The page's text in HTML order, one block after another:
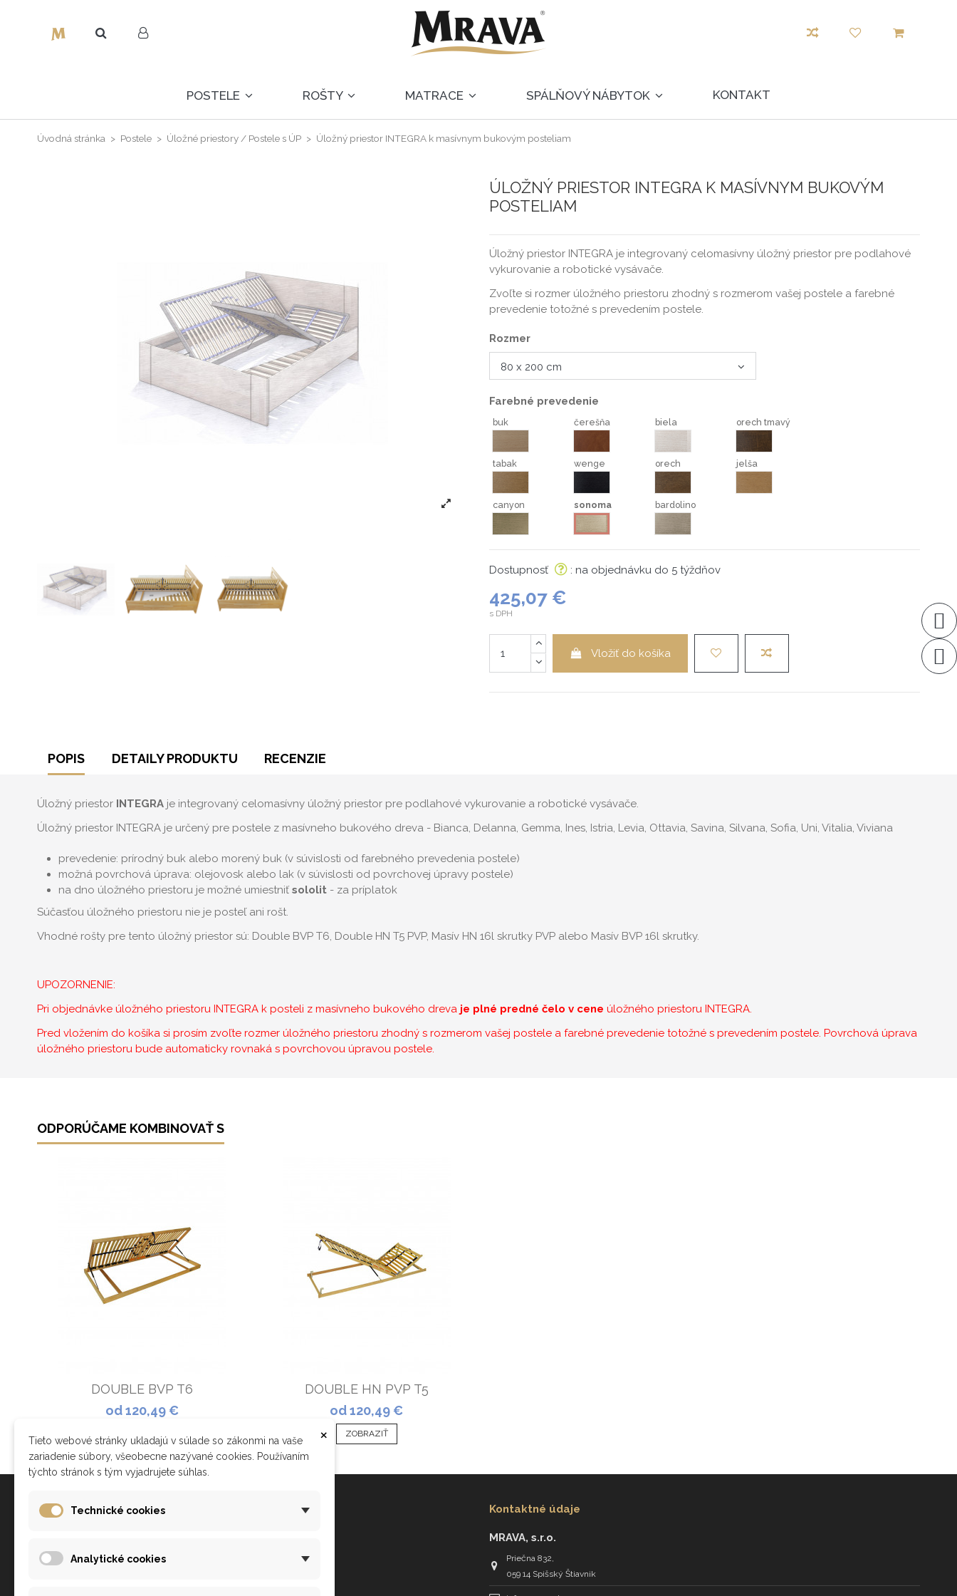
POSTELE ROŠTY MATRACE SPÁLŇOVÝ NÁBYTOK KONTAKT
Úvodná stránka Postele Úložné priestory / Postele s ÚP Úložný priestor INTEGRA k masívnym bukovým posteliam
ÚLOŽNÝ PRIESTOR INTEGRA K MASÍVNYM BUKOVÝM
POSTELIAM
Úložný priestor INTEGRA je integrovaný celomasívny úložný priestor pre podlahové
vykurovanie a robotické vysávače.
Zvoľte si rozmer úložného priestoru zhodný s rozmerom vašej postele a farebné
prevedenie totožné s prevedením postele.
Rozmer
Farebné prevedenie
buk čerešňa biela orech tmavý
tabak wenge orech jelša
canyon sonoma bardolino
Dostupnosť : na objednávku do 5 týždňov
425,07 €
s DPH
Vložiť do košíka
POPIS DETAILY PRODUKTU RECENZIE
Úložný priestor INTEGRA je integrovaný celomasívny úložný priestor pre podlahové vykurovanie a robotické vysávače.
Úložný priestor INTEGRA je určený pre postele z masívneho bukového dreva - Bianca, Delanna, Gemma, Ines, Istria, Levia, Ottavia, Savina, Silvana, Sofia, Uni, Vitalia, Viviana
prevedenie: prírodný buk alebo morený buk (v súvislosti od farebného prevedenia postele)
možná povrchová úprava: olejovosk alebo lak (v súvislosti od povrchovej úpravy postele)
na dno úložného priestoru je možné umiestniť sololit - za príplatok
Súčasťou úložného priestoru nie je posteľ ani rošt.
Vhodné rošty pre tento úložný priestor sú: Double BVP T6, Double HN T5 PVP, Masív HN 16l skrutky PVP alebo Masív BVP 16l skrutky.
UPOZORNENIE:
Pri objednávke úložného priestoru INTEGRA k posteli z masívneho bukového dreva je plné predné čelo v cene úložného priestoru INTEGRA.
Pred vložením do košíka si prosím zvoľte rozmer úložného priestoru zhodný s rozmerom vašej postele a farebné prevedenie totožné s prevedením postele. Povrchová úprava
úložného priestoru bude automaticky rovnaká s povrchovou úpravou postele.
ODPORÚČAME KOMBINOVAŤ S
DOUBLE BVP T6
od 120,49 €
DOUBLE HN PVP T5
od 120,49 €
ZOBRAZIŤ
Všetko o nákupe
Obchodné podmienky
Kontaktné údaje
MRAVA, s.r.o.
Priečna 832,
059 14 Spišský Štiavnik
×
Tieto webové stránky ukladajú v súlade so zákonmi na vaše
zariadenie súbory, všeobecne nazývané cookies. Používaním
týchto stránok s tým vyjadrujete súhlas.
Technické cookies
Analytické cookies